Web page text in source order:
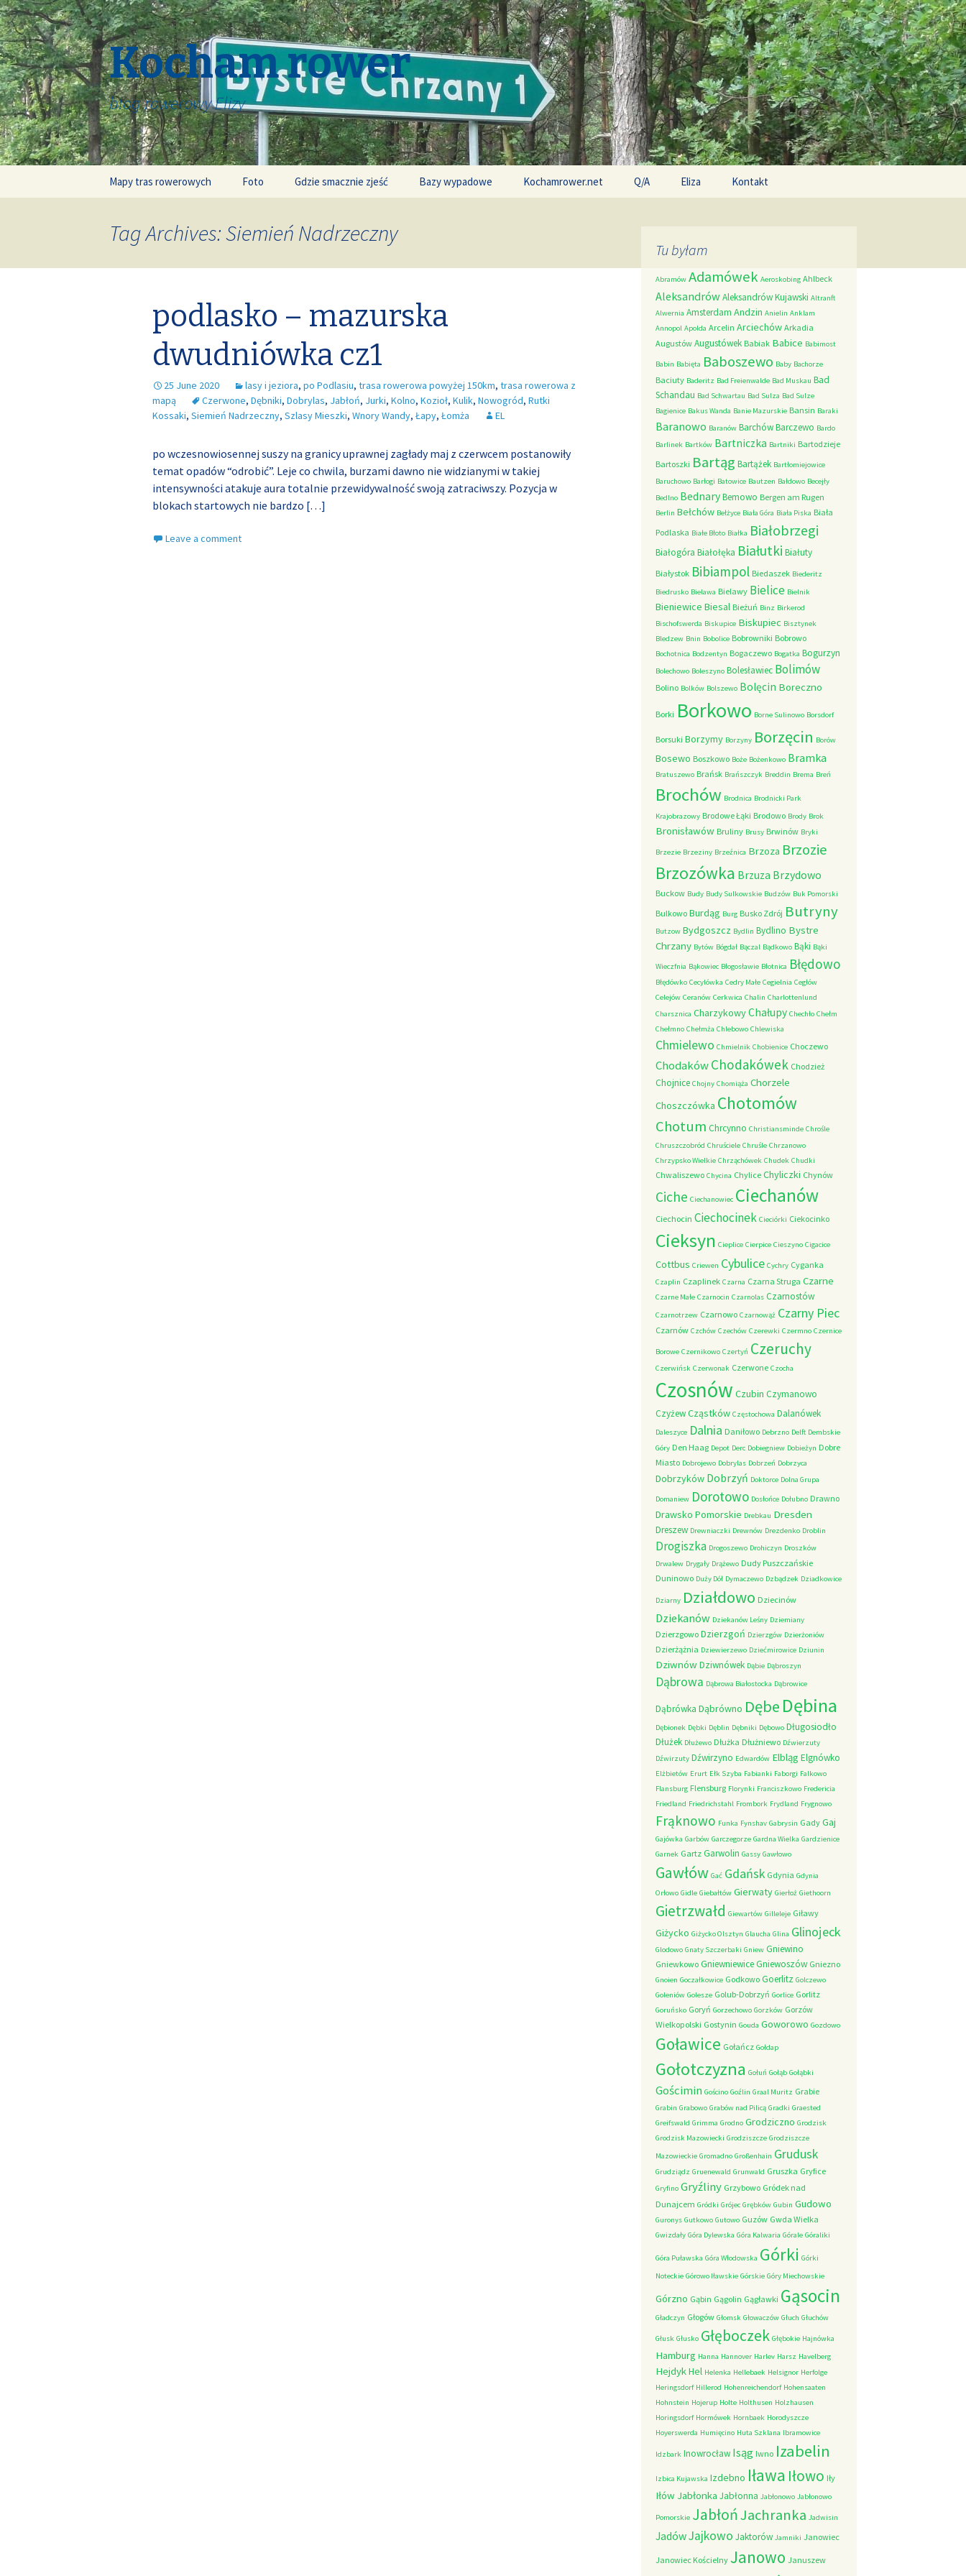
Kocham rower
blog rowerowy Elizy
Mapy tras rowerowych Foto Gdzie smacznie zjeść Bazy wypadowe Kochamrower.net Q/A Eliza Kontakt
Tag Archives: Siemień Nadrzeczny
podlasko – mazurska
dwudniówka cz1
25 June 2020 lasy i jeziora, po Podlasiu, trasa rowerowa powyżej 150km, trasa rowerowa z
mapą
Czerwone, Dębniki, Dobrylas, Jabłoń, Jurki, Kolno, Kozioł, Kulik, Nowogród, Rutki
Kossaki, Siemień Nadrzeczny, Szlasy Mieszki, Wnory Wandy, Łapy, Łomża EL
po wczesnowiosennej suszy na granicy uprawnej zagłady maj z czerwcem postanowiły
temat opadów “odrobić”. Leje co chwila, burzami dawno nie widzianymi w takiej
intensywności atakuje aura totalnie przewidywalność swoją zatraciwszy. Pozycja w
blokach startowych nie bardzo […]
Leave a comment
Tu byłam
Abramów Adamówek Aeroskobing Ahlbeck
AleksandrówAleksandrów Kujawski Altranft
Alwernia Amsterdam Andzin Anielin Anklam
Annopol Apolda Arcelin Arciechów Arkadia
Augustów Augustówek Babiak Babice Babimost
Babin Babięta Baboszewo Baby Bachorze
Baciuty Baderitz Bad Freienwalde Bad Muskau Bad
Schandau Bad Schwartau Bad Sulza Bad Sulze
Bagienice Bakus Wanda Banie Mazurskie Bansin Baraki
Baranowo Baranów BarchówBarczewo Bardo
Barlinek Bartków Bartniczka Bartniki Bartodzieje
Bartoszki Bartąg Bartążek Bartłomiejowice
Baruchowo Barłogi Batowice Bautzen Bałdowo Becejły
Bedlno BednaryBemowo Bergen am Rugen
Berlin Bełchów Bełżyce Biała Góra Biała Piska Biała
Podlaska Białe Błoto Białka Białobrzegi
Białogóra Białołęka Białutki Białuty
Białystok Bibiampol Biedaszek Biederitz
Biedrusko Bielawa Bielawy Bielice Bielnik
Bieniewice Biesal Bieżuń Binz Birkerod
Bischofswerda Biskupice Biskupiec Bisztynek
Bledzew Bnin Bobolice Bobrowniki Bobrowo
Bochotnica Bodzentyn Bogaczewo Bogatka Bogurzyn
Bolechowo Boleszyno Bolesławiec Bolimów
Bolino Bolków Bolszewo Bolęcin Boreczno
Borki Borkowo Borne Sulinowo Borsdorf
Borsuki Borzymy Borzyny Borzęcin Borów
Bosewo Boszkowo Boże Bożenkowo Bramka
Bratuszewo Brańsk Brańszczyk Breddin Brema Breń
Brochów Brodnica Brodnicki Park
Krajobrazowy Brodowe Łąki Brodowo Brody Brok
Bronisławów Bruliny Brusy Brwinów Bryki
Brzezie Brzeziny Brzeźnica Brzoza Brzozie
Brzozówka Brzuza Brzydowo
Buckow Budy Budy Sulkowskie Budzów Buk Pomorski
Bulkowo Burdąg Burg Busko Zdrój Butryny
Butzow Bydgoszcz Bydlin Bydlino Bystre
Chrzany Bytów Bógdał Bączal Bądkowo Bąki Bąki
Wieczfnia Bąkowiec Błogosławie Błotnica Błędowo
Błędówko Cecylówka Cedry Małe Cegielnia Cegłów
Celejów Ceranów Cerkwica Chalin Charlottenlund
Charsznica CharzykowyChałupy Chechło Chełm
Chełmno Chełmża Chlebowo Chlewiska
Chmielewo Chmielnik Chobienice Choczewo
ChodakówChodakówek Chodzież
Chojnice Chojny Chomiąża Chorzele
Choszczówka Chotomów
Chotum Chrcynno Christiansminde Chrośle
Chruszczobród Chruściele Chruśle Chrzanowo
Chrzypsko Wielkie Chrząchówek Chudek Chudki
Chwaliszewo Chycina Chylice Chyliczki Chynów
Ciche Ciechanowiec Ciechanów
Ciechocin Ciechocinek Cieciórki Ciekocinko
Cieksyn Cieplice Cierpice Cieszyno Cigacice
Cottbus Criewen Cybulice Cychry Cyganka
Czaplin Czaplinek Czarna Czarna Struga Czarne
Czarne Małe Czarnocin Czarnolas Czarnostów
Czarnotrzew Czarnowo Czarnowąż Czarny Piec
Czarnów Czchów Czechów Czerewki Czermno Czernice
Borowe Czernikowo Czertyń Czeruchy
Czerwińsk Czerwonak Czerwone Czocha
Czosnów Czubin Czymanowo
CzyżewCząstków Częstochowa Dalanówek
Daleszyce Dalnia Daniłowo Debrzno Delft Dembskie
Góry Den Haag Depot Derc Dobiegniew Dobieżyn Dobre
Miasto Dobrojewo Dobrylas Dobrzeń Dobrzyca
Dobrzyków Dobrzyń Doktorce Dolna Grupa
Domaniew Dorotowo Dosłońce Dołubno Drawno
Drawsko Pomorskie Drebkau Dresden
Dreszew Drewniaczki Drewnów Drezdenko Droblin
Drogiszka Drogoszewo Drohiczyn Droszków
Drwalew Drygały Drążewo Dudy Puszczańskie
Duninowo Duży Dół Dymaczewo Dzbądzek Dziadkowice
Dziarny Działdowo Dziecinów
Dziekanów Dziekanów Leśny Dziemiany
Dzierzgowo Dzierzgoń Dzierzgów Dzierżoniów
Dzierżążnia Dziewierzewo Dziećmirowice Dziunin
DziwnówDziwnówek Dąbie Dąbroszyn
Dąbrowa Dąbrowa Białostocka Dąbrowice
Dąbrówka Dąbrówno Dębe Dębina
Dębionek Dębki Dęblin Dębniki Dębowo Długosiodło
Dłużek Dłużewo Dłużka Dłużniewo Dźwierzuty
Dźwirzuty Dźwirzyno Edwardów Elbląg Elgnówko
Elżbietów Erurt Ełk Szyba Fabianki Faborgi Falkowo
Flansburg Flensburg Florynki Franciszkowo Fredericia
Friedland Friedrichstahl Frombork Frydland Frygnowo
Frąknowo Funka Fynshav Gabrysin Gady Gaj
Gajówka Garbów Garczegorze Gardna Wielka Gardzienice
Garnek Gartz Garwolin Gassy Gawłowo
Gawłów Gać Gdańsk Gdynia Gdynia
Orłowo Gidle Giebałtów Gierwaty Gierłoż Giethoorn
Gietrzwałd Giewartów Gilleleje Giławy
Giżycko Giżycko Olsztyn Glaucha Glina Glinojeck
Glodowo Gnaty Szczerbaki Gniew Gniewino
Gniewkowo GniewniewiceGniewoszów Gniezno
Gnoien Goczałkowice Godkowo Goerlitz Golczewo
Goleniów Golesze Golub-Dobrzyń Gorlice Gorlitz
Goruńsko Goryń Gorzechowo Gorzków Gorzów
Wielkopolski Gostynin Gouda Goworowo Gozdowo
Goławice Gołańcz Gołdap
Gołotczyzna Gołuń Gołąb Gołąbki
Gościmin Gościno Goźlin Graal Muritz Grabie
Grabin Grabowo Grabów nad Pilicą Gradki Graested
Greifswald Grimma Grodno Grodziczno Grodzisk
Grodzisk Mazowiecki Grodziszcze Grodziszcze
Mazowieckie Gromadno Großenhain Grudusk
Grudziądz Gruenewald Grunwald Gruszka Gryfice
Gryfino Gryźliny Grzybowo Gródek nad
Dunajcem Gródki Grójec Grębków Gubin Gudowo
Guronys Gutkowo Gutowo Guzów Gwda Wielka
Gwizdały Góra Dylewska Góra Kalwaria Górale Góraliki
Góra Puławska Góra Włodowska Górki Górki
Noteckie Górowo Iławskie Górskie Góry Miechowskie
Górzno Gąbin Gągolin Gągławki Gąsocin
Gładczyn Głogów Głomsk Głowaczów Głuch Głuchów
Głusk Głusko Głęboczek Głębokie Hajnówka
Hamburg Hanna Hannover Harlev Harsz Havelberg
HejdykHel Helenka Hellebaek Helsignor Herfolge
Heringsdorf Hillerod Hohenreichendorf Hohensaaten
Hohnstein Hojerup Holte Holthusen Holzhausen
Horingsdorf Hormówek Hornbaek Horodyszcze
Hoyerswerda Humięcino Huta Szklana Ibramowice
Idzbark Inowrocław Isąg Iwno Izabelin
Izbica Kujawska Izdebno Iława Iłowo Iły
Iłów Jabłonka Jabłonna Jabłonowo Jabłonowo
Pomorskie JabłońJachranka Jadwisin
JadówJajkowo Jaktorów Jamniki Janowiec
Janowiec Kościelny Janowo Januszew